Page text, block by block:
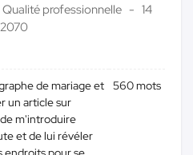
Qualité professionnelle
14
de mariage et
un article sur
m'introduire
et de lui révéler
560 mots